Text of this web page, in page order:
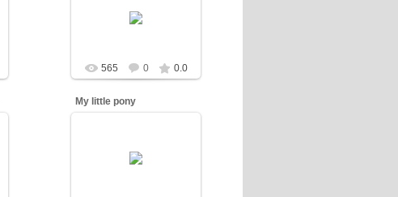
565 0 0.0
My little pony